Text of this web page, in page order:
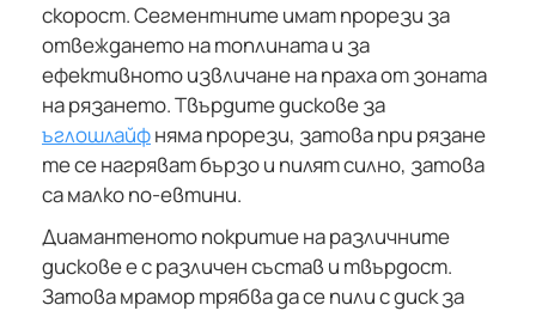
скорост. Сегментните имат прорези за
отвеждането на топлината и за
ефективното извличане на праха от зоната
на рязането. Твърдите дискове за
ъглошлайфняма прорези, затова при рязане
те се нагряват бързо и пилят силно, затова
са малко по-евтини.
Диамантеното покритие на различните
дискове е с различен състав и твърдост.
Затова мрамор трябва да се пили с диск за